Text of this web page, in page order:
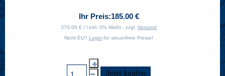
Ihr Preis:185.00 €
370.00 € / l inkl. 0% MwSt., zzgl. Versand
Nicht EU? Login für steuerfreie Preise!